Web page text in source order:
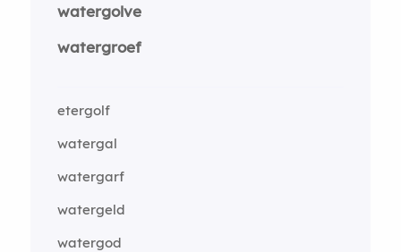
watergolve
watergroef
etergolf
watergal
watergarf
watergeld
watergod